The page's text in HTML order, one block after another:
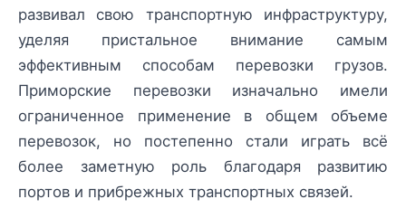
развивал свою транспортную инфраструктуру,
уделяя пристальное внимание самым
эффективным способам перевозки грузов.
Приморские перевозки изначально имели
ограниченное применение в общем объеме
перевозок, но постепенно стали играть всё
более заметную роль благодаря развитию
портов и прибрежных транспортных связей.